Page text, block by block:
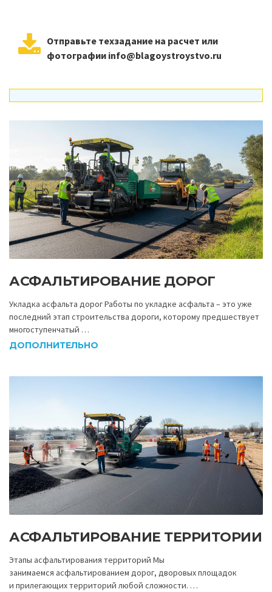
Отправьте техзадание на расчет или
фотографии info@blagoystroystvo.ru
АСФАЛЬТИРОВАНИЕ ДОРОГ
Укладка асфальта дорог Работы по укладке асфальта – это уже
последний этап строительства дороги, которому предшествует
многоступенчатый …
ДОПОЛНИТЕЛЬНО
АСФАЛЬТИРОВАНИЕ ТЕРРИТОРИИ
Этапы асфальтирования территорий Мы
занимаемся асфальтированием дорог, дворовых площадок
и прилегающих территорий любой сложности. …